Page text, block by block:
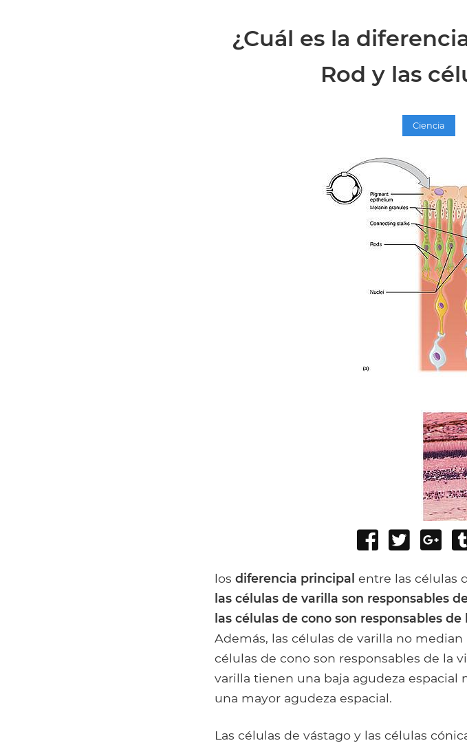
¿Cuál es la
Rod y las
Ciencia
Share
Facebook
Tweet
los diferencia principal entre las células
las células de varilla son responsables
las células de cono son responsables
Además, las células de varilla no
células de cono son responsables de la
varilla tienen una baja agudeza
una mayor agudeza espacial.
Las células de vástago y las células